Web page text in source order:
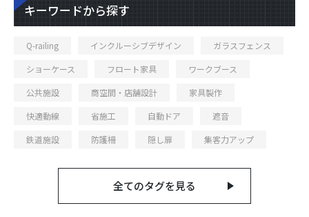
キーワードから探す
Q-railing インクルーシブデザイン
ガラスフェンス
ショーケース
フロート家具
ワークブース
公共施設
商空間・店舗設計
家具製作
快適動線
省施工 自動ドア
遮音
鉄道施設
防護柵 隠し扉 集客力アップ
全てのタグを見る